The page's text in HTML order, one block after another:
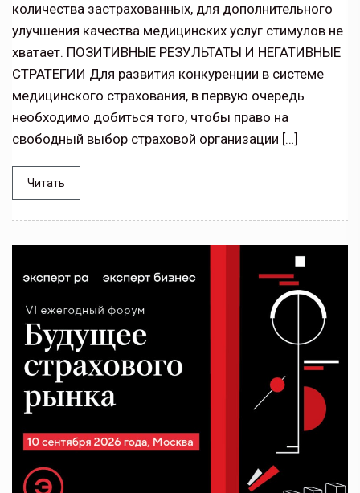
количества застрахованных, для дополнительного
улучшения качества медицинских услуг стимулов не
хватает. ПОЗИТИВНЫЕ РЕЗУЛЬТАТЫ И НЕГАТИВНЫЕ
СТРАТЕГИИ Для развития конкуренции в системе
медицинского страхования, в первую очередь
необходимо добиться того, чтобы право на
свободный выбор страховой организации […]
Читать